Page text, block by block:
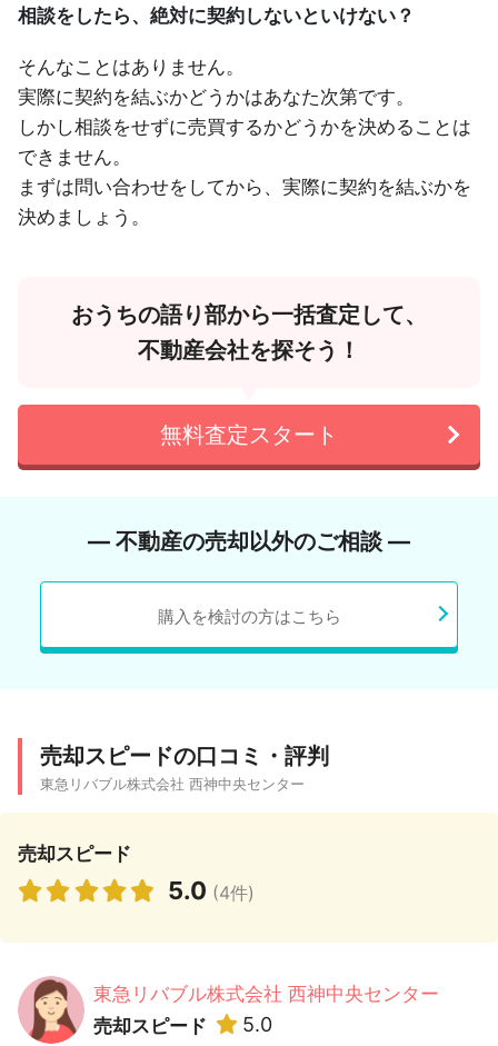
相談をしたら、絶対に契約しないといけない？
そんなことはありません。
実際に契約を結ぶかどうかはあなた次第です。
しかし相談をせずに売買するかどうかを決めることは
できません。
まずは問い合わせをしてから、実際に契約を結ぶかを
決めましょう。
おうちの語り部から一括査定して、
不動産会社を探そう！
無料査定スタート
― 不動産の売却以外のご相談 ―
購入を検討の方はこちら
売却スピードの口コミ・評判
東急リバブル株式会社 西神中央センター
売却スピード
5.0 (4件)
東急リバブル株式会社 西神中央センター
売却スピード
5.0